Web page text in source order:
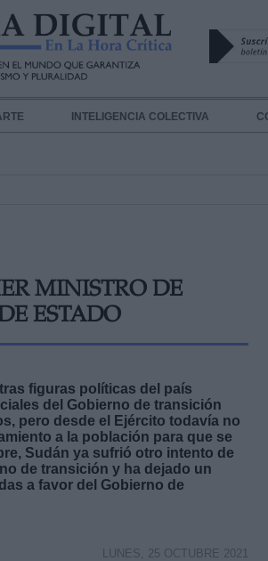
INTELIGENCIA COLECTIVA
MINISTRO DE
ESTADO
figuras políticas del país
del Gobierno de transición
pero desde el Ejército todavía no
a la población para que se
Sudán ya sufrió otro intento de
de transición y ha dejado un
a favor del Gobierno de
LUNES, 25 OCTUBRE 2021